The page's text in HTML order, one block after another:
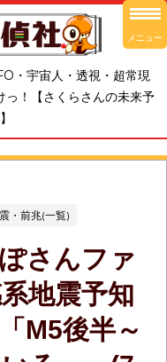
・宇宙人・透視・超常現
っ！【さくらさんの未来予
・前兆(一覧)
さんファ
地震予知
M5後半～
メニュー